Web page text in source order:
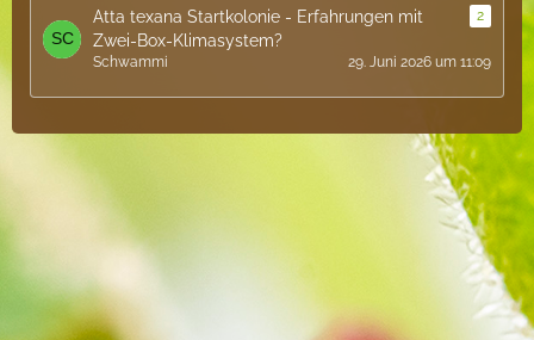
Atta texana Startkolonie - Erfahrungen mit
Zwei-Box-Klimasystem?
2
Schwammi 29. Juni 2026 um 11:09